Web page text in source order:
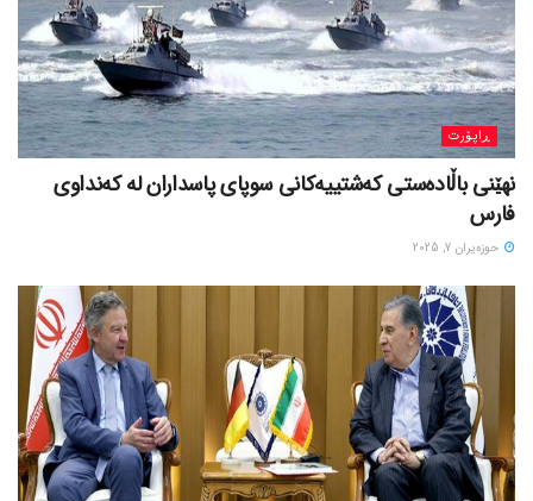
ڕاپۆرت
نهێنی باڵادەستی کەشتییەکانی سوپای پاسداران لە کەنداوی
فارس
حوزه‌یران 7, 2025